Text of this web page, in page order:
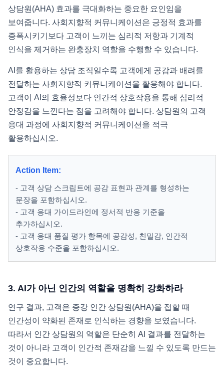
상담원(AHA) 효과를 극대화하는 중요한 요인임을
보여줍니다. 사회지향적 커뮤니케이션은 긍정적 효과를
증폭시키기보다 고객이 느끼는 심리적 저항과 기계적
인식을 제거하는 완충장치 역할을 수행할 수 있습니다.
AI를 활용하는 상담 조직일수록 고객에게 공감과 배려를
전달하는 사회지향적 커뮤니케이션을 활용해야 합니다.
고객이 AI의 효율성보다 인간적 상호작용을 통해 심리적
안정감을 느낀다는 점을 고려해야 합니다. 상담원의 고객
응대 과정에 사회지향적 커뮤니케이션을 적극
활용하십시오.
Action Item:
- 고객 상담 스크립트에 공감 표현과 관계를 형성하는
문장을 포함하십시오.
- 고객 응대 가이드라인에 정서적 반응 기준을
추가하십시오.
- 고객 응대 품질 평가 항목에 공감성, 친밀감, 인간적
상호작용 수준을 포함하십시오.
3. AI가 아닌 인간의 역할을 명확히 강화하라
연구 결과, 고객은 증강 인간 상담원(AHA)을 접할 때
인간성이 약화된 존재로 인식하는 경향을 보였습니다.
따라서 인간 상담원의 역할은 단순히 AI 결과를 전달하는
것이 아니라 고객이 인간적 존재감을 느낄 수 있도록 만드는
것이 중요합니다.